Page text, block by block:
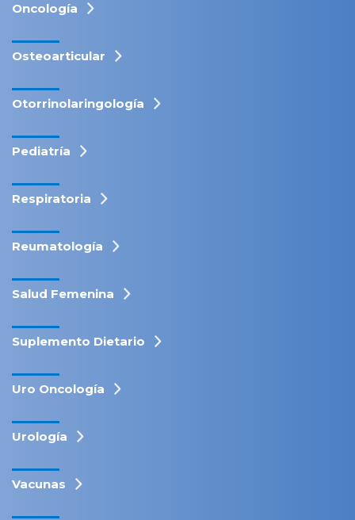
Oncología
Osteoarticular
Otorrinolaringología
Pediatría
Respiratoria
Reumatología
Salud Femenina
Suplemento Dietario
Uro Oncología
Urología
Vacunas